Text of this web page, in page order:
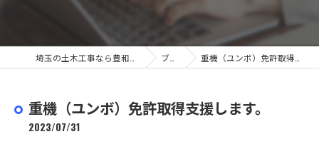
ブログ 重機（ユンボ）免許取得支援します。
重機（ユンボ）免許取得支援します。
2023/07/31